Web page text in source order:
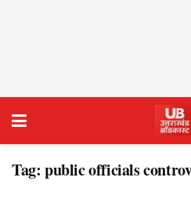
Tag: public officials